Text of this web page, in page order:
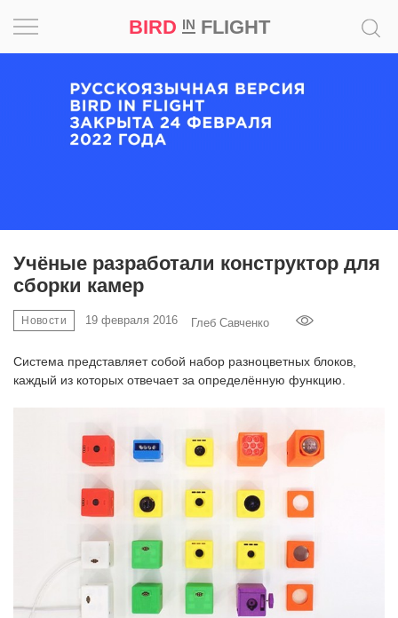
BIRD INFLIGHT
Учёные разработали конструктор для
сборки камер
Новости 19 февраля 2016 Глеб Савченко
Система представляет собой набор разноцветных блоков,
каждый из которых отвечает за определённую функцию.